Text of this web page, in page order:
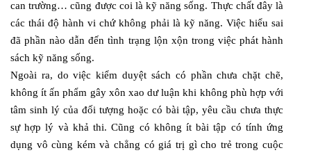
can trường… cũng được coi là kỹ năng sống. Thực chất đây là
các thái độ hành vi chứ không phải là kỹ năng. Việc hiểu sai
đã phần nào dẫn đến tình trạng lộn xộn trong việc phát hành
sách kỹ năng sống.
Ngoài ra, do việc kiểm duyệt sách có phần chưa chặt chẽ,
không ít ấn phẩm gây xôn xao dư luận khi không phù hợp với
tâm sinh lý của đối tượng hoặc có bài tập, yêu cầu chưa thực
sự hợp lý và khả thi. Cũng có không ít bài tập có tính ứng
dụng vô cùng kém và chẳng có giá trị gì cho trẻ trong cuộc